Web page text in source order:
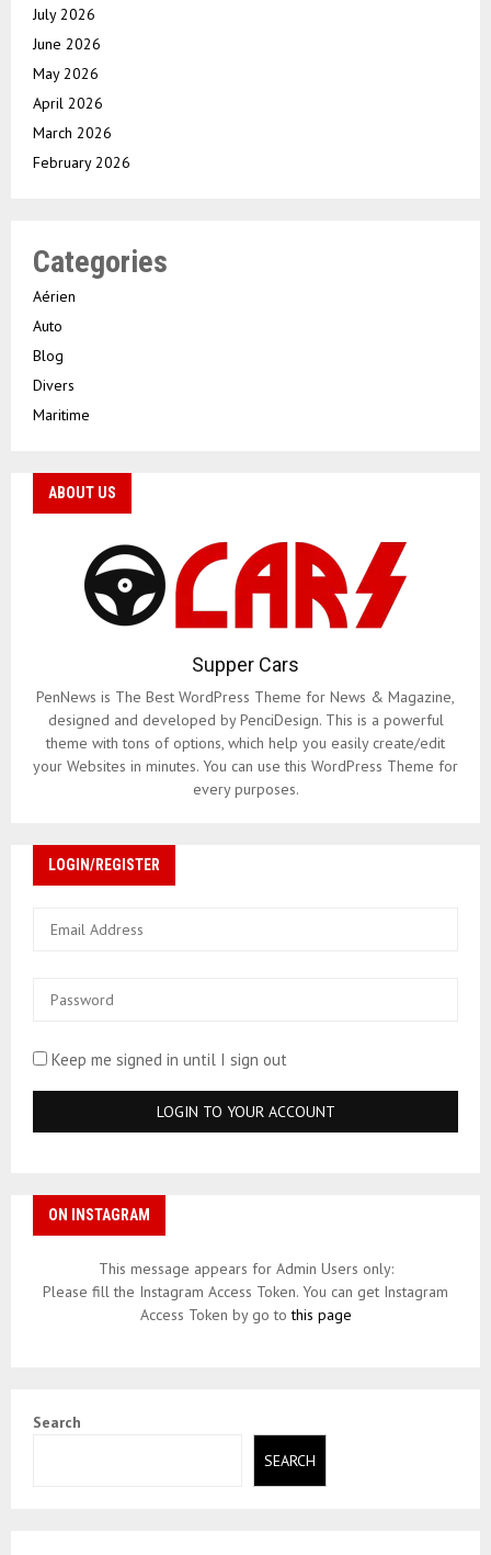
July 2026
June 2026
May 2026
April 2026
March 2026
February 2026
Categories
Aérien
Auto
Blog
Divers
Maritime
ABOUT US
Supper Cars
PenNews is The Best WordPress Theme for News & Magazine,
designed and developed by PenciDesign. This is a powerful
theme with tons of options, which help you easily create/edit
your Websites in minutes. You can use this WordPress Theme for
every purposes.
LOGIN/REGISTER
Keep me signed in until I sign out
ON INSTAGRAM
This message appears for Admin Users only:
Please fill the Instagram Access Token. You can get Instagram
Access Token by go tothis page
Search
SEARCH